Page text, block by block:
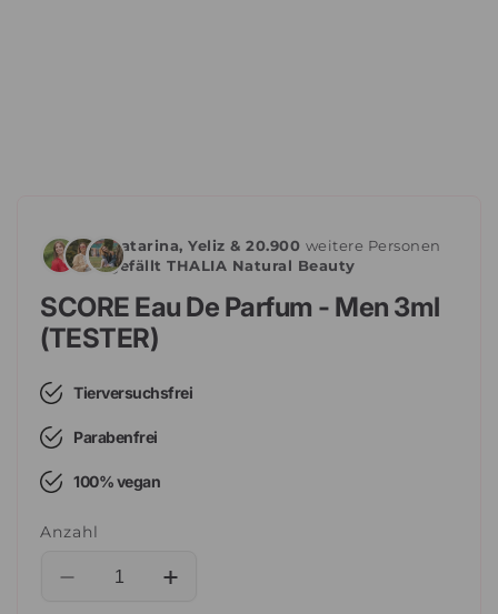
Katarina, Yeliz & 20.900 weitere Personen
gefällt THALIA Natural Beauty
SCORE Eau De Parfum - Men 3ml
(TESTER)
Tierversuchsfrei
Parabenfrei
100% vegan
Anzahl
Verringere
Erhöhe